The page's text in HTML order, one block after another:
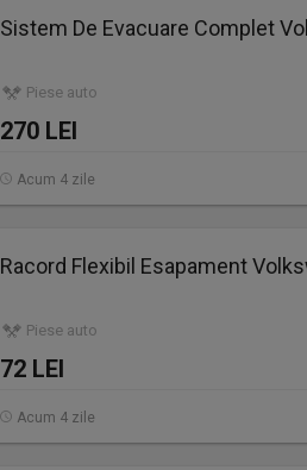
Sistem De Evacuare Complet
Piese auto
270 LEI
Acum 4 zile
Racord Flexibil Esapament
Piese auto
72 LEI
Acum 4 zile